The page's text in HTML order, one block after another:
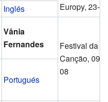
Europy, 23-
Inglés
Vânia
Fernandes
Festival da
Canção, 09-
08
Portugués